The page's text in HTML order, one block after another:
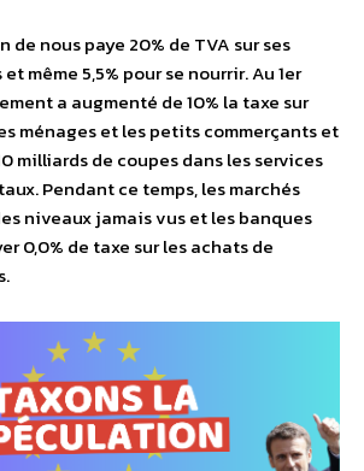
de nous paye 20% de TVA sur ses
même 5,5% pour se nourrir. Au 1er
a augmenté de 10% la taxe sur
ménages et les petits commerçants et
milliards de coupes dans les services
Pendant ce temps, les marchés
niveaux jamais vus et les banques
0,0% de taxe sur les achats de